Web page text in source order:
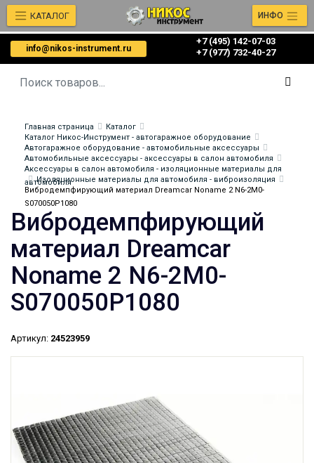
info@nikos-instrument.ru
+7 (495) 142-07-03
‎‎+7 (977) 732-40-27
КАТАЛОГ ИНФО
Главная страница
Каталог
Каталог Никос-Инструмент - автогаражное оборудование
Автогаражное оборудование - автомобильные аксессуары
Автомобильные аксессуары - аксессуары в салон автомобиля
Аксессуары в салон автомобиля - изоляционные материалы для
автомобиля
Изоляционные материалы для автомобиля - виброизоляция
Вибродемпфирующий материал Dreamcar Noname 2 N6-2M0-
S070050P1080
Вибродемпфирующий
материал Dreamcar
Noname 2 N6-2M0-
S070050P1080
Артикул: 24523959